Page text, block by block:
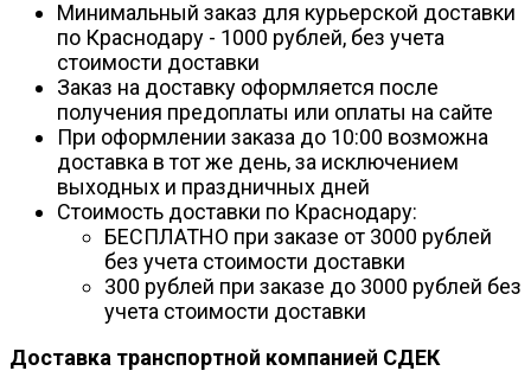
Минимальный заказ для курьерской доставки
по Краснодару - 1000 рублей, без учета
стоимости доставки
Заказ на доставку оформляется после
получения предоплаты или оплаты на сайте
При оформлении заказа до 10:00 возможна
доставка в тот же день, за исключением
выходных и праздничных дней
Стоимость доставки по Краснодару:
БЕСПЛАТНО при заказе от 3000 рублей
без учета стоимости доставки
300 рублей при заказе до 3000 рублей без
учета стоимости доставки
Доставка транспортной компанией СДЕК